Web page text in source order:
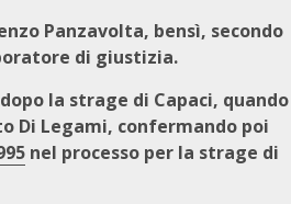
Panzavolta, bensì, secondo
di giustizia.
la strage di Capaci, quando
Di Legami, confermando poi
nel processo per la strage di